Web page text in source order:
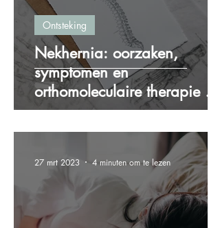
Nekhernia: oorzaken,
symptomen en
orthomoleculaire therapie als
oplossing
Ontsteking
27 mrt 2023 4 minuten om te lezen